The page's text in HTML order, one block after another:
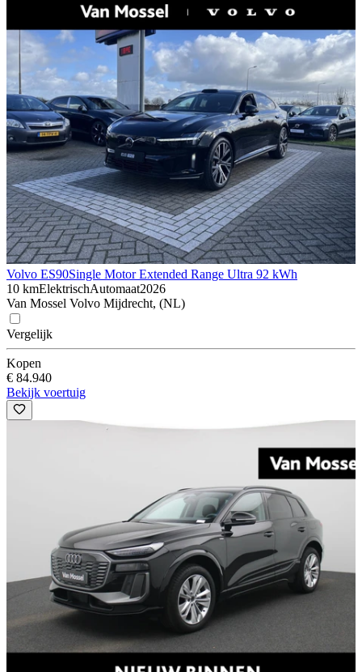
Volvo ES90Single Motor Extended Range Ultra 92 kWh
10 kmElektrischAutomaat2026
Van Mossel Volvo Mijdrecht, (NL)
Vergelijk
Kopen
€ 84.940
Bekijk voertuig